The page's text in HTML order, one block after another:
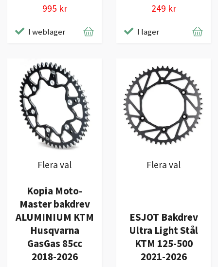
995 kr
I weblager
249 kr
I lager
Flera val
Kopia Moto-
Master bakdrev
ALUMINIUM KTM
Husqvarna
GasGas 85cc
2018-2026
Flera val
ESJOT Bakdrev
Ultra Light Stål
KTM 125-500
2021-2026